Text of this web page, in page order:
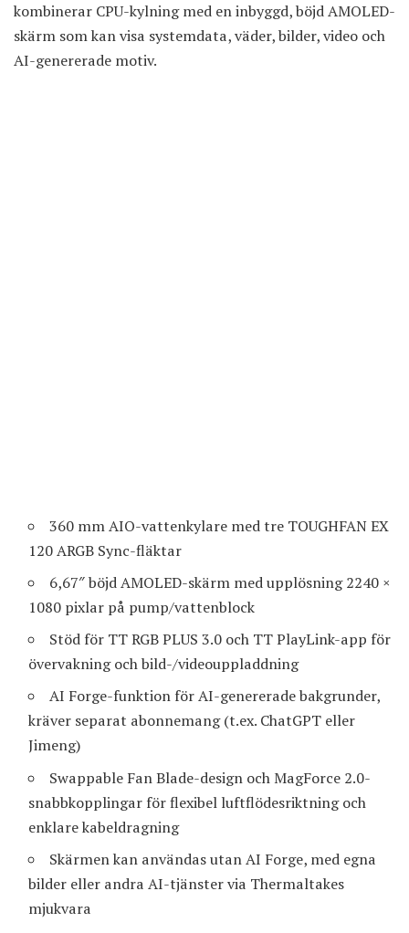
kombinerar CPU-kylning med en inbyggd, böjd AMOLED-
skärm som kan visa systemdata, väder, bilder, video och
AI-genererade motiv.
360 mm AIO-vattenkylare med tre TOUGHFAN EX
120 ARGB Sync-fläktar
6,67″ böjd AMOLED-skärm med upplösning 2240 ×
1080 pixlar på pump/vattenblock
Stöd för TT RGB PLUS 3.0 och TT PlayLink-app för
övervakning och bild-/videouppladdning
AI Forge-funktion för AI-genererade bakgrunder,
kräver separat abonnemang (t.ex. ChatGPT eller
Jimeng)
Swappable Fan Blade-design och MagForce 2.0-
snabbkopplingar för flexibel luftflödesriktning och
enklare kabeldragning
Skärmen kan användas utan AI Forge, med egna
bilder eller andra AI-tjänster via Thermaltakes
mjukvara